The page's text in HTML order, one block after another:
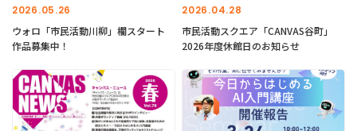
2026.05.26
ウォロ「市民活動川柳」欄スタート
作品募集中！
2026.04.28
市民活動スクエア「CANVAS谷町」
2026年度休館日のお知らせ